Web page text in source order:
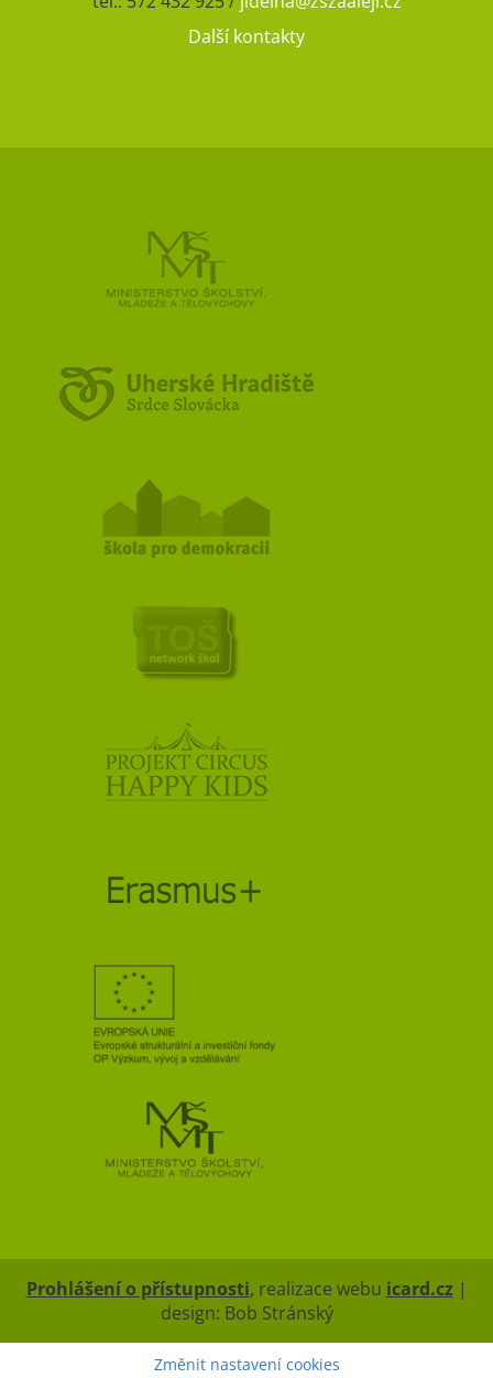
Další kontakty
Prohlášení o přístupnosti, realizace webu icard.cz|
design: Bob Stránský
Změnit nastavení cookies